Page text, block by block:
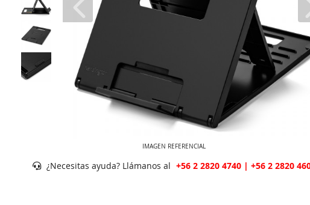
IMAGEN REFERENCIAL
¿Necesitas ayuda? Llámanos al +56 2 2820 4740 | +56 2 2820